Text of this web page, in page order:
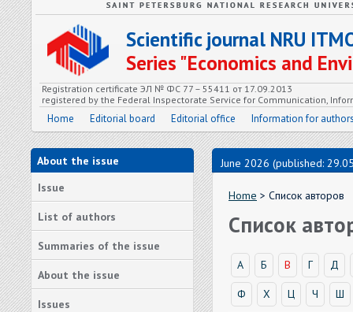
Scientific journal NRU
Series "Economics and
Registration certificate ЭЛ № ФС 77 – 55411 от 17.09.2013
registered by the Federal Inspectorate Service for Communication,
Home Editorial board Editorial office Information for
About the issue
Issue
List of authors
Summaries of the issue
About the issue
Issues
June 2026 (published:
Home > Список авторов
Список
А Б В Г Д
Ф Х Ц Ч Ш